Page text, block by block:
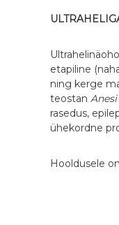
k
s
e
s
etapiline
ning kerge
teostan
rasedus,
ühekordne
Hooldusele